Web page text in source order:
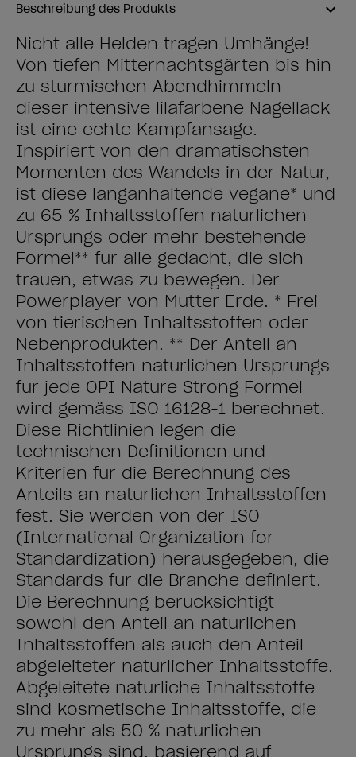
Beschreibung des Produkts
Nicht alle Helden tragen Umhänge!
Von tiefen Mitternachtsgärten bis hin
zu stürmischen Abendhimmeln –
dieser intensive lilafarbene Nagellack
ist eine echte Kampfansage.
Inspiriert von den dramatischsten
Momenten des Wandels in der Natur,
ist diese langanhaltende vegane* und
zu ​65 % Inhaltsstoffen natürlichen
Ursprungs oder mehr bestehende
Formel** für alle gedacht, die sich
trauen, etwas zu bewegen. Der
Powerplayer von Mutter Erde. * Frei
von tierischen Inhaltsstoffen oder
Nebenprodukten. ** Der Anteil an
Inhaltsstoffen natürlichen Ursprungs
für jede OPI Nature Strong Formel
wird gemäss ISO 16128-1 berechnet.
Diese Richtlinien legen die
technischen Definitionen und
Kriterien für die Berechnung des
Anteils an natürlichen Inhaltsstoffen
fest. Sie werden von der ISO
(International Organization for
Standardization) herausgegeben, die
Standards für die Branche definiert.
Die Berechnung berücksichtigt
sowohl den Anteil an natürlichen
Inhaltsstoffen als auch den Anteil
abgeleiteter natürlicher Inhaltsstoffe.
Abgeleitete natürliche Inhaltsstoffe
sind kosmetische Inhaltsstoffe, die
zu mehr als 50 % natürlichen
Ursprungs sind, basierend auf